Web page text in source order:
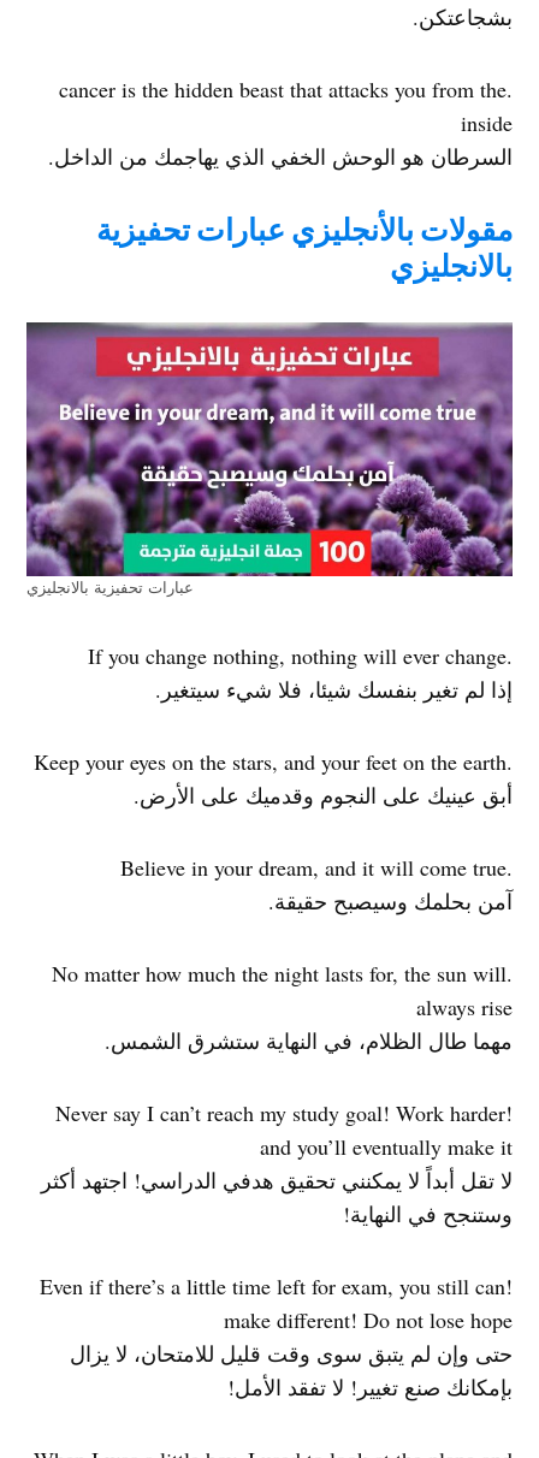
بشجاعتكن.
.cancer is the hidden beast that attacks you from the
inside
السرطان هو الوحش الخفي الذي يهاجمك من الداخل.
مقولات بالأنجليزي عبارات تحفيزية
بالانجليزي
عبارات تحفيزية بالانجليزي
.If you change nothing, nothing will ever change
إذا لم تغير بنفسك شيئا، فلا شيء سيتغير.
.Keep your eyes on the stars, and your feet on the earth
أبق عينيك على النجوم وقدميك على الأرض.
.Believe in your dream, and it will come true
آمن بحلمك وسيصبح حقيقة.
.No matter how much the night lasts for, the sun will
always rise
مهما طال الظلام، في النهاية ستشرق الشمس.
!Never say I can’t reach my study goal! Work harder
and you’ll eventually make it
لا تقل أبداً لا يمكنني تحقيق هدفي الدراسي! اجتهد أكثر
وستنجح في النهاية!
!Even if there’s a little time left for exam, you still can
make different! Do not lose hope
حتى وإن لم يتبق سوى وقت قليل للامتحان، لا يزال
بإمكانك صنع تغيير! لا تفقد الأمل!